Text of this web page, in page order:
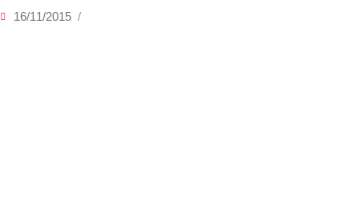
16/11/2015